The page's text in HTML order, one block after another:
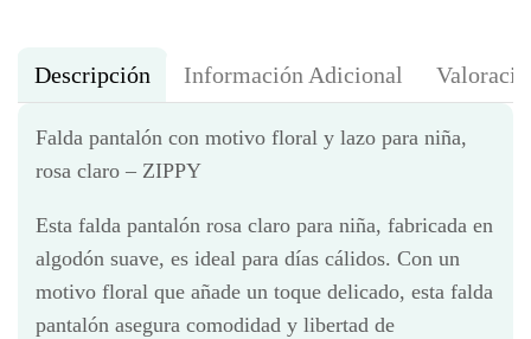
Descripción Información Adicional
Falda pantalón con motivo floral y lazo para niña,
rosa claro – ZIPPY
Esta falda pantalón rosa claro para niña, fabricada en
algodón suave, es ideal para días cálidos. Con un
motivo floral que añade un toque delicado, esta falda
pantalón asegura comodidad y libertad de